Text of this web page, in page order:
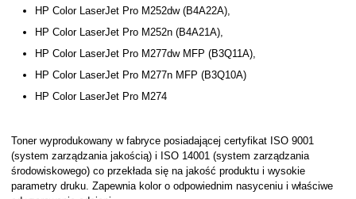
HP Color LaserJet Pro M252dw (B4A22A),
HP Color LaserJet Pro M252n (B4A21A),
HP Color LaserJet Pro M277dw MFP (B3Q11A),
HP Color LaserJet Pro M277n MFP (B3Q10A)
HP Color LaserJet Pro M274
Toner wyprodukowany w fabryce posiadającej certyfikat ISO 9001
(system zarządzania jakością) i ISO 14001 (system zarządzania
środowiskowego) co przekłada się na jakość produktu i wysokie
parametry druku. Zapewnia kolor o odpowiednim nasyceniu i właściwe